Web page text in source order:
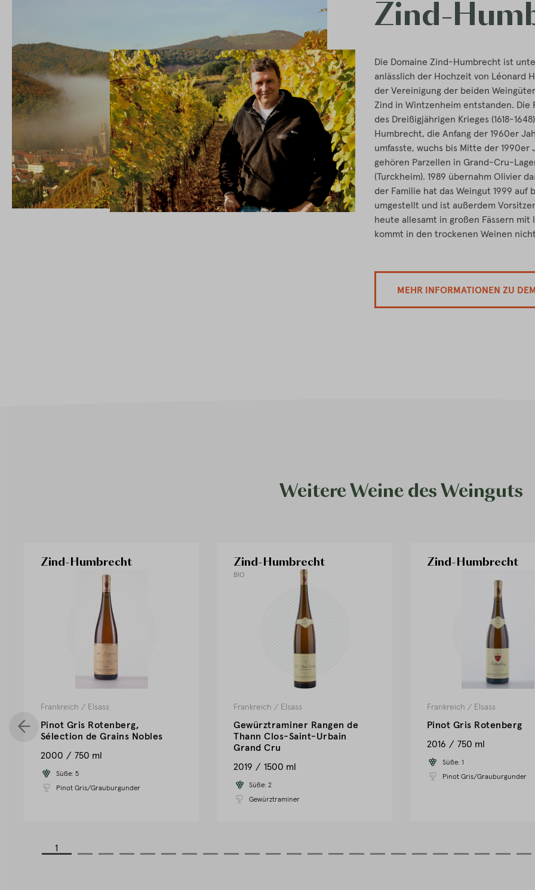
Zind-
Die Domaine Zind-Humbrecht ist
anlässlich der Hochzeit von Léonard
der Vereinigung der beiden
Zind in Wintzenheim entstanden.
des Dreißigjährigen Krieges (1618-
Humbrecht, die Anfang der 1960er
umfasste, wuchs bis Mitte der 1990er
gehören Parzellen in Grand-Cru-
(Turckheim). 1989 übernahm Olivier
der Familie hat das Weingut 1999 auf
umgestellt und ist außerdem
heute allesamt in großen Fässern
kommt in den trockenen Weinen
MEHR INFORMATIONEN ZU
Weitere Weine des Weinguts
1
Zind-Humbrecht
Frankreich / Elsass
Pinot Gris Rotenberg,
Sélection de Grains Nobles
2000
750 ml
Süße: 5
Pinot Gris/Grauburgunder
Zind-Humbrecht
BIO
Frankreich / Elsass
Gewürztraminer Rangen de
Thann Clos-Saint-Urbain
Grand Cru
2019
1500 ml
Süße:2
Gewürztraminer
Zind-Humbrecht
Frankreich / Elsass
Pinot Gris Rotenberg
2016
750 ml
Süße: 1
Pinot Gris/Grauburgunder